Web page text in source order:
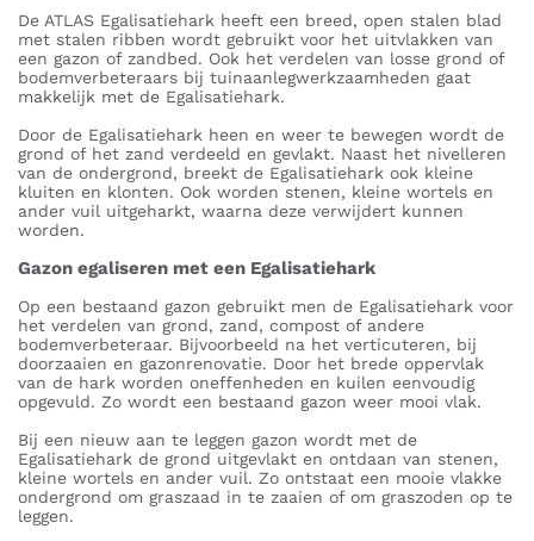
De ATLAS Egalisatiehark heeft een breed, open stalen blad
met stalen ribben wordt gebruikt voor het uitvlakken van
een gazon of zandbed. Ook het verdelen van losse grond of
bodemverbeteraars bij tuinaanlegwerkzaamheden gaat
makkelijk met de Egalisatiehark.
Door de Egalisatiehark heen en weer te bewegen wordt de
grond of het zand verdeeld en gevlakt. Naast het nivelleren
van de ondergrond, breekt de Egalisatiehark ook kleine
kluiten en klonten. Ook worden stenen, kleine wortels en
ander vuil uitgeharkt, waarna deze verwijdert kunnen
worden.
Gazon egaliseren met een Egalisatiehark
Op een bestaand gazon gebruikt men de Egalisatiehark voor
het verdelen van grond, zand, compost of andere
bodemverbeteraar. Bijvoorbeeld na het verticuteren, bij
doorzaaien en gazonrenovatie. Door het brede oppervlak
van de hark worden oneffenheden en kuilen eenvoudig
opgevuld. Zo wordt een bestaand gazon weer mooi vlak.
Bij een nieuw aan te leggen gazon wordt met de
Egalisatiehark de grond uitgevlakt en ontdaan van stenen,
kleine wortels en ander vuil. Zo ontstaat een mooie vlakke
ondergrond om graszaad in te zaaien of om graszoden op te
leggen.